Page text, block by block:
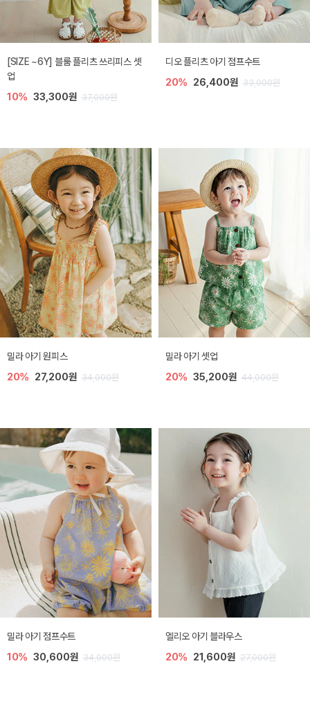
[SIZE ~6Y] 블룸 플리츠 쓰리피스 셋
업
10% 33,300원 37,000원
디오 플리츠 아기 점프수트
20% 26,400원 33,000원
밀라 아기 원피스
20% 27,200원 34,000원
밀라 아기 셋업
20% 35,200원 44,000원
밀라 아기 점프수트
10% 30,600원 34,000원
엘리오 아기 블라우스
20% 21,600원 27,000원